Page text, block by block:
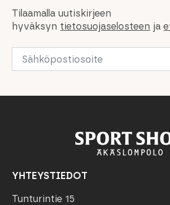
Tilaamalla uutiskirjeen
hyväksyn tietosuojaselosteen ja
Email
YHTEYSTIEDOT
Tunturintie 15